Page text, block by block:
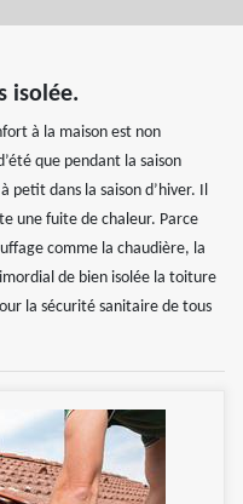
isolée.
à la maison est non
que pendant la saison
petit dans la saison d’hiver. Il
une fuite de chaleur. Parce
comme la chaudière, la
de bien isolée la toiture
la sécurité sanitaire de tous